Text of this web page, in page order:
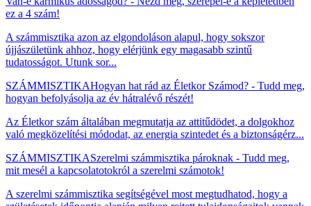
ez a 4 szám!
A számmisztika azon az elgondoláson alapul, hogy sokszor
újjászületünk ahhoz, hogy elérjünk egy magasabb szintű
tudatosságot. Utunk sor...
SZÁMMISZTIKAHogyan hat rád az Életkor Számod? - Tudd meg,
hogyan befolyásolja az év hátralévő részét!
Az Életkor szám általában megmutatja az attitűdödet, a dolgokhoz
való megközelítési módodat, az energia szintedet és a biztonságérz...
SZÁMMISZTIKASzerelmi számmisztika pároknak - Tudd meg,
mit mesél a kapcsolatotokról a szerelmi számotok!
A szerelmi számmisztika segítségével most megtudhatod, hogy a